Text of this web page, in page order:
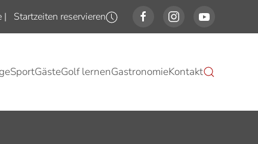
| Startzeiten reservieren
SportGästeGolf lernenGastronomieKontakt